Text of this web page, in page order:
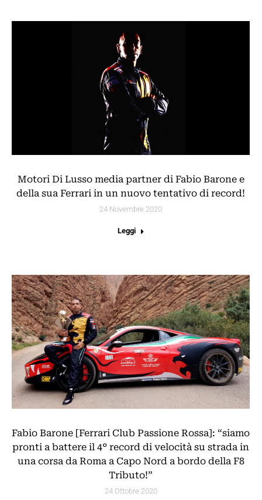
Motori Di Lusso media partner di Fabio Barone e
della sua Ferrari in un nuovo tentativo di record!
24 Novembre 2020
Leggi
Fabio Barone [Ferrari Club Passione Rossa]: “siamo
pronti a battere il 4° record di velocità su strada in
una corsa da Roma a Capo Nord a bordo della F8
Tributo!”
24 Ottobre 2020